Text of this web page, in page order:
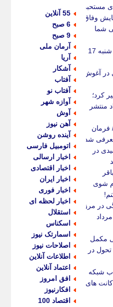
مستحبی
وفاق؛
شما
فال انبیا | فال روزانه انبیا شنبه 17
آغوش
کرد؛
16 مرداد منتشر
فرمان
شد
در
شوی
در مرز
های جنوب شرق ایران (16 مرداد
مکمل
در
شبکه
های
55 آنلاین
6 صبح
9 صبح
آرمان ملی
آریا
آشکار
آفتاب
آفتاب نو
آوازه شهر
آوش
آهن نیوز
آینده روشن
اتومبیل فارسی
اخبار ارسالی
اخبار اقتصادی
اخبار ایران
اخبار فوری
اخبار لحظه ای
استقلال
اسکناس
اسمارتک نیوز
اصلاحات نیوز
اطلاعات آنلاین
اعتماد آنلاین
افق امروز
افکارنیوز
اقتصاد 100